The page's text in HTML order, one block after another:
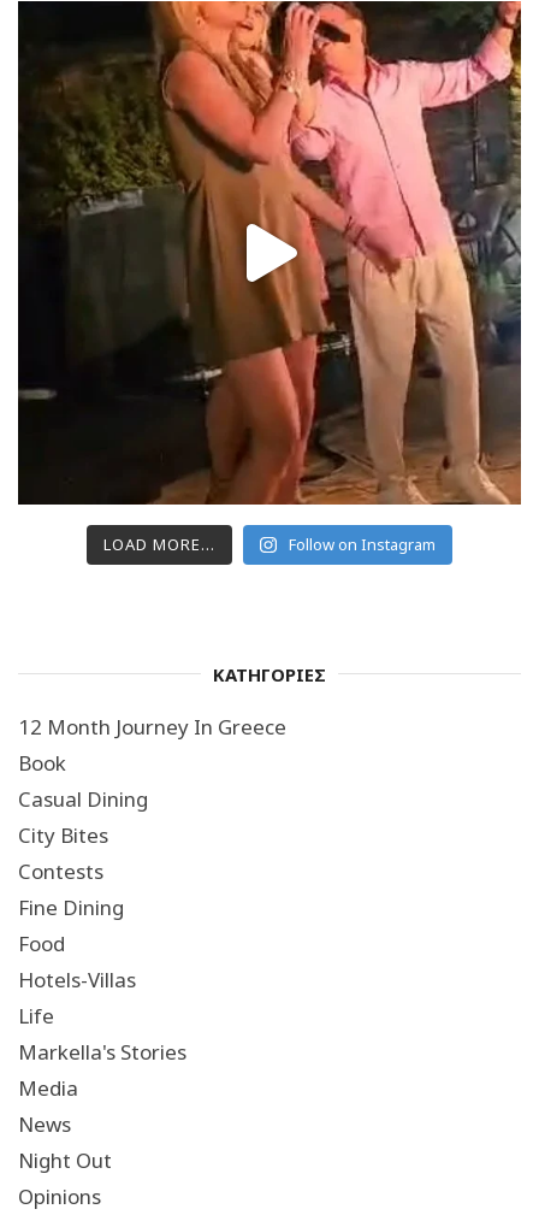
LOAD MORE... Follow on Instagram
ΚΑΤΗΓΟΡΙΕΣ
12 Month Journey In Greece
Book
Casual Dining
City Bites
Contests
Fine Dining
Food
Hotels-Villas
Life
Markella's Stories
Media
News
Night Out
Opinions